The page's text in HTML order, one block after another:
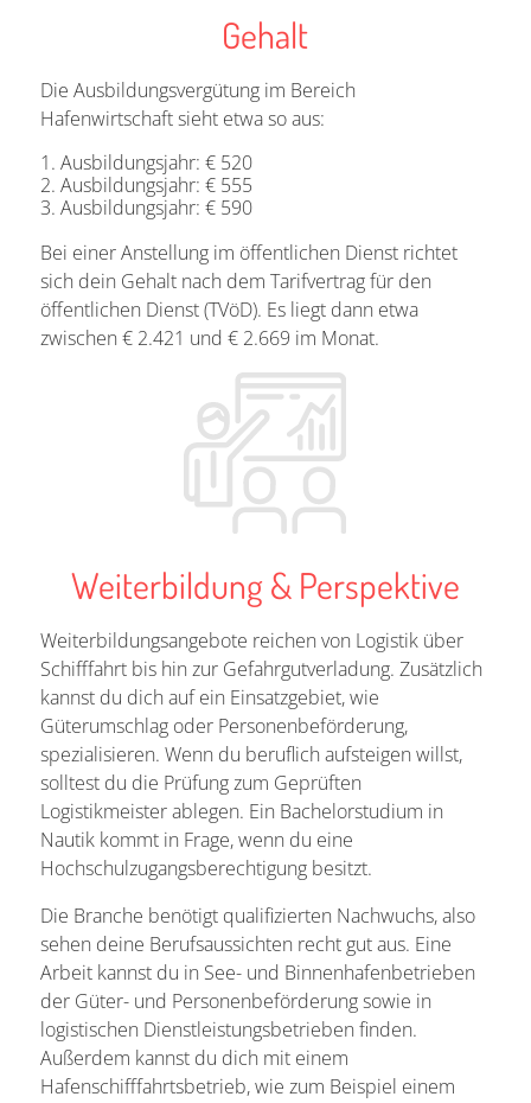
Gehalt
Die Ausbildungsvergütung im Bereich
Hafenwirtschaft sieht etwa so aus:
Ausbildungsjahr: € 520
Ausbildungsjahr: € 555
Ausbildungsjahr: € 590
Bei einer Anstellung im öffentlichen Dienst richtet
sich dein Gehalt nach dem Tarifvertrag für den
öffentlichen Dienst (TVöD). Es liegt dann etwa
zwischen € 2.421 und € 2.669 im Monat.
Weiterbildung & Perspektive
Weiterbildungsangebote reichen von Logistik über
Schifffahrt bis hin zur Gefahrgutverladung. Zusätzlich
kannst du dich auf ein Einsatzgebiet, wie
Güterumschlag oder Personenbeförderung,
spezialisieren. Wenn du beruflich aufsteigen willst,
solltest du die Prüfung zum Geprüften
Logistikmeister ablegen. Ein Bachelorstudium in
Nautik kommt in Frage, wenn du eine
Hochschulzugangsberechtigung besitzt.
Die Branche benötigt qualifizierten Nachwuchs, also
sehen deine Berufsaussichten recht gut aus. Eine
Arbeit kannst du in See- und Binnenhafenbetrieben
der Güter- und Personenbeförderung sowie in
logistischen Dienstleistungsbetrieben finden.
Außerdem kannst du dich mit einem
Hafenschifffahrtsbetrieb, wie zum Beispiel einem